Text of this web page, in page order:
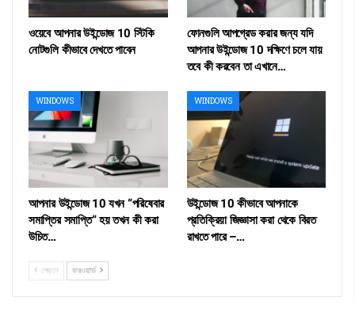
ওয়েবে আপনার উইন্ডোজ 10 স্টিকি
নোটগুলি কীভাবে দেখতে পাবেন
ফোনগুলি আপগ্রেড করার জন্য যদি
আপনার উইন্ডোজ 10 দক্ষিণে চলে যায়
তবে কী করবেন তা এখানে…
WINDOWS
আপনার উইন্ডোজ 10 যখন “পরিষেবার
সমাপ্তির সমাপ্তি” হয় তখন কী করা
উচিত…
WINDOWS
উইন্ডোজ 10 কীভাবে আপনাকে
প্রতিক্রিয়া জিজ্ঞাসা করা থেকে বিরত
রাখতে পারে –…
পেছনে ফরওয়ার্ড